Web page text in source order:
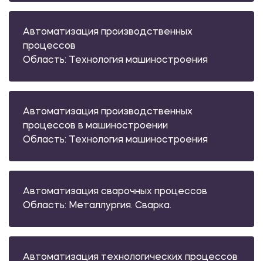
Автоматизация производственных
процессов
Область: Технология машиностроения
Автоматизация производственных
процессов в машиностроении
Область: Технология машиностроения
Автоматизация сварочных процессов
Область: Металлургия. Сварка.
Автоматизация технологических процессов